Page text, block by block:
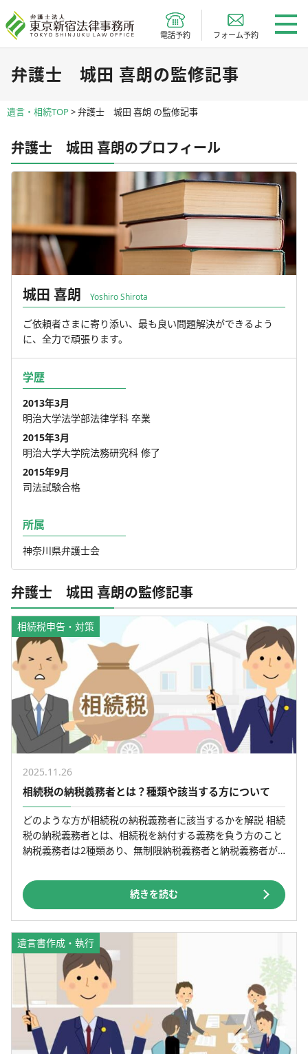
電話予約 フォーム予約
弁護士 城田 喜朗の監修記事
遺言・相続TOP>弁護士 城田 喜朗 の監修記事
弁護士 城田 喜朗のプロフィール
城田 喜朗 Yoshiro Shirota
ご依頼者さまに寄り添い、最も良い問題解決ができるよう
に、全力で頑張ります。
学歴
2013年3月
明治大学法学部法律学科 卒業
2015年3月
明治大学大学院法務研究科 修了
2015年9月
司法試験合格
所属
神奈川県弁護士会
弁護士 城田 喜朗の監修記事
相続税申告・対策
2025.11.26
相続税の納税義務者とは？種類や該当する方について
どのような方が相続税の納税義務者に該当するかを解説 相続
税の納税義務者とは、相続税を納付する義務を負う方のこと
納税義務者は2種類あり、無制限納税義務者と納税義務者が
[…]
続きを読む
遺言書作成・執行